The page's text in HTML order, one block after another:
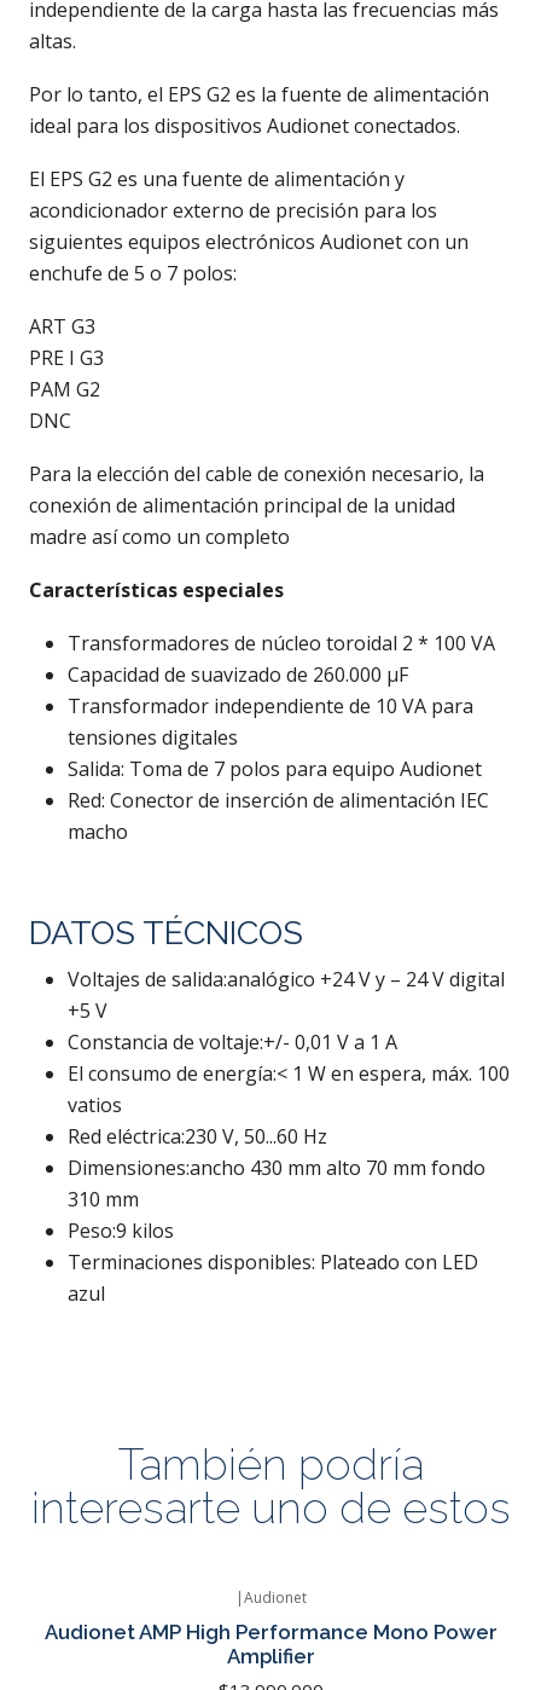
independiente de la carga hasta las frecuencias más
altas.
Por lo tanto, el EPS G2 es la fuente de alimentación
ideal para los dispositivos Audionet conectados.
El EPS G2 es una fuente de alimentación y
acondicionador externo de precisión para los
siguientes equipos electrónicos Audionet con un
enchufe de 5 o 7 polos:
ART G3
PRE I G3
PAM G2
DNC
Para la elección del cable de conexión necesario, la
conexión de alimentación principal de la unidad
madre así como un completo
Características especiales
Transformadores de núcleo toroidal 2 * 100 VA
Capacidad de suavizado de 260.000 μF
Transformador independiente de 10 VA para
tensiones digitales
Salida: Toma de 7 polos para equipo Audionet
Red: Conector de inserción de alimentación IEC
macho
DATOS TÉCNICOS
Voltajes de salida:analógico +24 V y – 24 V digital
+5 V
Constancia de voltaje:+/- 0,01 V a 1 A
El consumo de energía:< 1 W en espera, máx. 100
vatios
Red eléctrica:230 V, 50...60 Hz
Dimensiones:ancho 430 mm alto 70 mm fondo
310 mm
Peso:9 kilos
Terminaciones disponibles: Plateado con LED
azul
También podría
interesarte uno de estos
|Audionet
Audionet AMP High Performance Mono Power
Amplifier